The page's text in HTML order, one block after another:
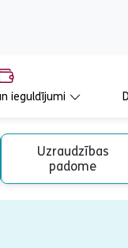
ieguldījumi
Uzraudzības
padome